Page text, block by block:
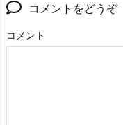
コメントをどうぞ
コメント